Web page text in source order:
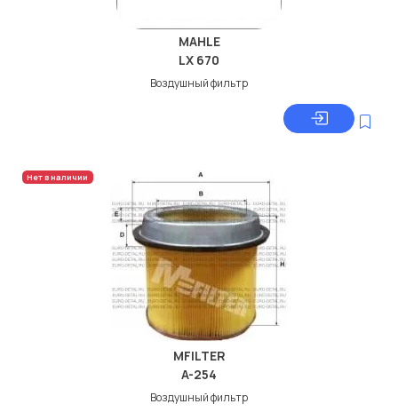
MAHLE
LX 670
Воздушный фильтр
Нет в наличии
MFILTER
A-254
Воздушный фильтр